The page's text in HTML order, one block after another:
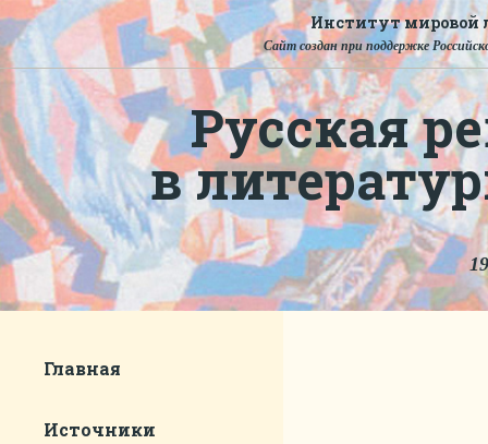
Институт мировой
Сайт создан при поддержке
Русская
в
Главная
Источники